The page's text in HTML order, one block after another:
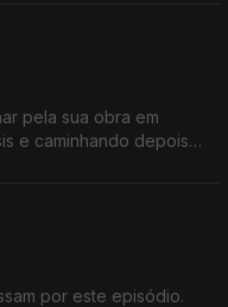
pela sua obra em
e caminhando depois
por este episódio.